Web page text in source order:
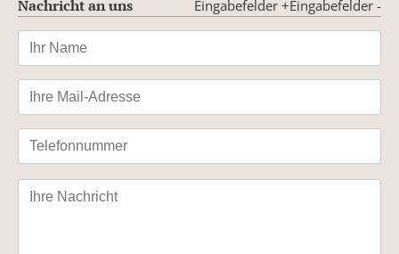
Nachricht an uns Eingabefelder -
Eingabefelder +
Bitte
lasse